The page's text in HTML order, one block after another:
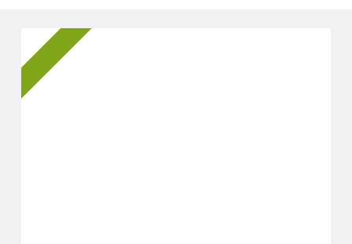
2025